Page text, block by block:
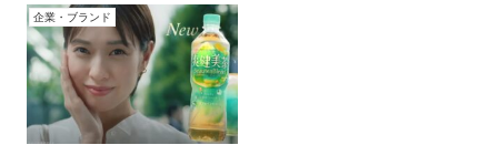
企業・ブランド